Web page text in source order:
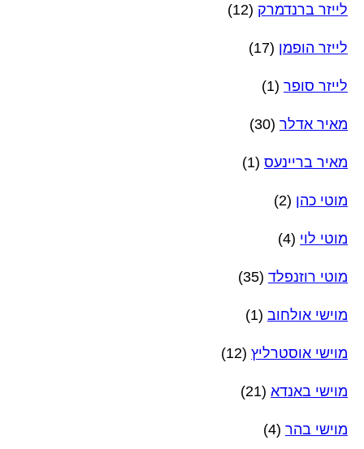
לייזר ברנדמרק (12)
לייזר הופמן (17)
לייזר סופר (1)
מאיר אדלר (30)
מאיר בריינעס (1)
מוטי כהן (2)
מוטי לוי (4)
מוטי רוזנפלד (35)
מוישי אולחוב (1)
מוישי אוסטרליץ (12)
מוישי באנדא (21)
מוישי בהר (4)